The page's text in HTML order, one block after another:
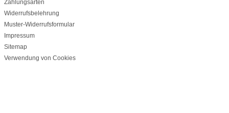
Zahlungsarten
Widerrufsbelehrung
Muster-Widerrufsformular
Impressum
Sitemap
Verwendung von Cookies